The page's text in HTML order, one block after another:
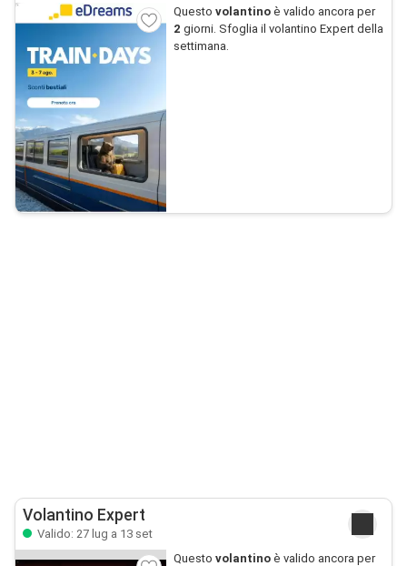
Questo volantinoè valido ancora per
2 giorni. Sfoglia il volantino Expert della
settimana.
Volantino Expert
Valido: 27 lug a 13 set
Questo volantinoè valido ancora per